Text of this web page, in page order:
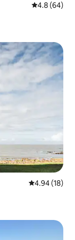
Calificación
4.8 (64)
Calificación
4.94 (18)